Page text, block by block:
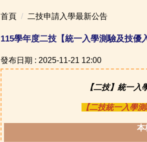
首頁 二技申請入學最新公告
115學年度二技【統一入學測驗及技優
發布日期 : 2025-11-21 12:00
【二技】統一入
【二技統一入學
本